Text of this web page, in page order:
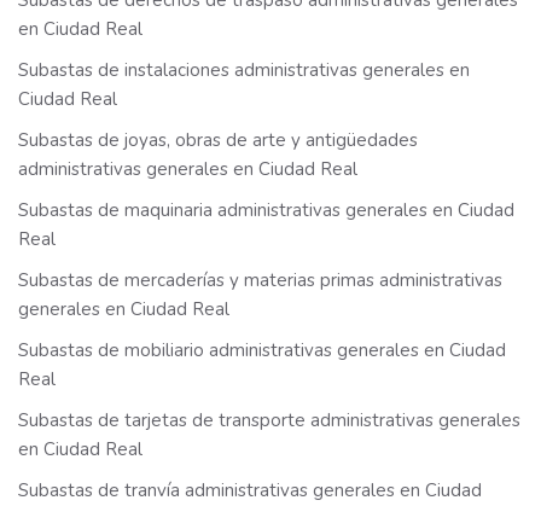
en Ciudad Real
Subastas de instalaciones administrativas generales en
Ciudad Real
Subastas de joyas, obras de arte y antigüedades
administrativas generales en Ciudad Real
Subastas de maquinaria administrativas generales en Ciudad
Real
Subastas de mercaderías y materias primas administrativas
generales en Ciudad Real
Subastas de mobiliario administrativas generales en Ciudad
Real
Subastas de tarjetas de transporte administrativas generales
en Ciudad Real
Subastas de tranvía administrativas generales en Ciudad